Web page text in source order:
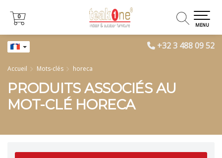
+32 3 488 09 52
0
0
MENU
Accueil Mots-clés horeca
PRODUITS ASSOCIÉS AU
MOT-CLÉ HORECA